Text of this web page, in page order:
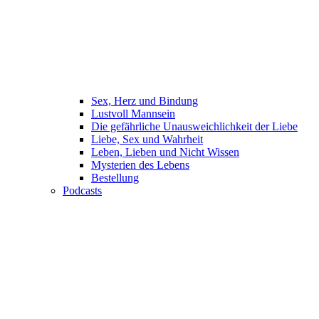
Sex, Herz und Bindung
Lustvoll Mannsein
Die gefährliche Unausweichlichkeit der Liebe
Liebe, Sex und Wahrheit
Leben, Lieben und Nicht Wissen
Mysterien des Lebens
Bestellung
Podcasts